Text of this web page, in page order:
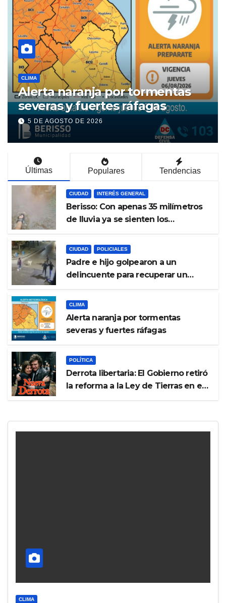
naranja por tormentas
y fuertes ráfagas
DE 2026
retiró
Últimas Populares Tendencias
CIUDAD INTERÉS GENERAL
Berisso: Con apenas 35 milímetros
de lluvia ya se sienten los
CIUDAD POLICIALES
Padre e hijo golpearon a un
delincuente para recuperar un
CLIMA
Alerta naranja por tormentas
severas y fuertes ráfagas
POLÍTICA
Derrota libertaria: El Gobierno retiró
la reforma a la Ley de Tierras en el
CLIMA